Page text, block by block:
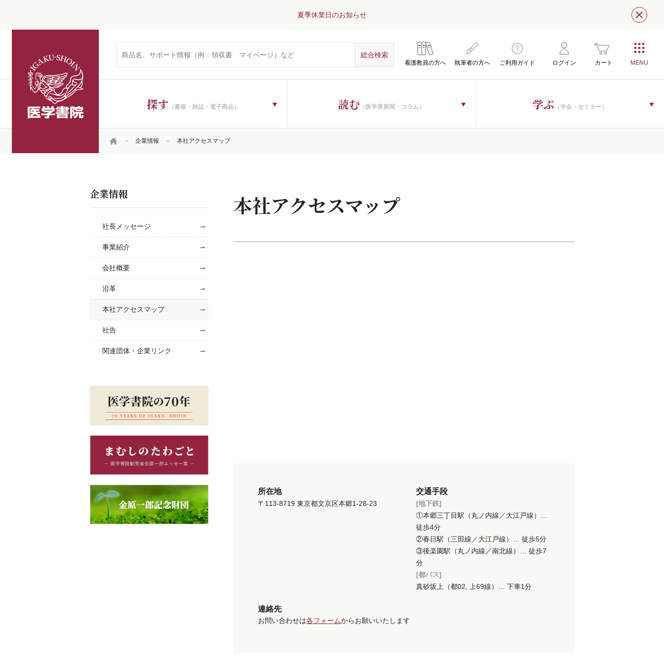
夏季休業日のお知らせ 閉じ
看護教員の方へ 執筆者の方へ ご利用ガイド ログイン カート
探す （書籍・雑誌・電子商品） 読む （医学界新聞・コラム） 学ぶ （学会・セミナー）
HOME 企業情報 本社アクセスマップ
本社アクセスマップ
所在地
〒113-8719 東京都文京区本郷1-28-23
交通手段
[地下鉄]
①本郷三丁目駅（丸ノ内線／大江戸線）…
徒歩4分
②春日駅（三田線／大江戸線）… 徒歩5分
③後楽園駅（丸ノ内線／南北線）… 徒歩7
分
[都バス]
真砂坂上（都02, 上69線）… 下車1分
連絡先
お問い合わせは各フォームからお願いいたします
企業情報
社長メッセージ
事業紹介
会社概要
沿革
本社アクセスマップ
社告
関連団体・企業リンク